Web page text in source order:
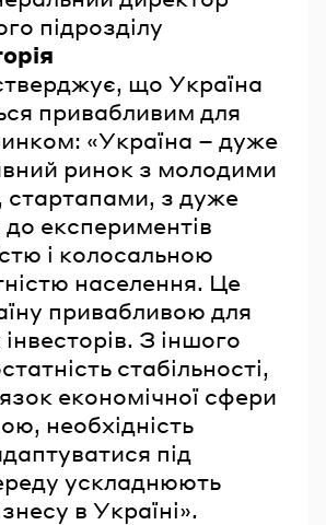
підрозділу
що Україна
привабливим для
«Україна – дуже
ринок з молодими
з дуже
експериментів
і колосальною
населення. Це
привабливою для
З іншого
стабільності,
економічної сфери
необхідність
під
ускладнюють
в Україні».